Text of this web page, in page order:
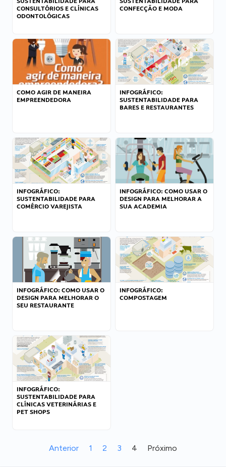
CONSULTÓRIOS E CLÍNICAS
ODONTOLÓGICAS
CONFECÇÃO E MODA
COMO AGIR DE MANEIRA
EMPREENDEDORA
INFOGRÁFICO:
SUSTENTABILIDADE PARA
BARES E RESTAURANTES
INFOGRÁFICO:
SUSTENTABILIDADE PARA
COMÉRCIO VAREJISTA
INFOGRÁFICO: COMO USAR O
DESIGN PARA MELHORAR A
SUA ACADEMIA
INFOGRÁFICO: COMO USAR O
DESIGN PARA MELHORAR O
SEU RESTAURANTE
INFOGRÁFICO:
COMPOSTAGEM
INFOGRÁFICO:
SUSTENTABILIDADE PARA
CLÍNICAS VETERINÁRIAS E
PET SHOPS
Anterior 1 2 3 4 Próximo